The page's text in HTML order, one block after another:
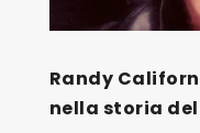
Randy
nella storia